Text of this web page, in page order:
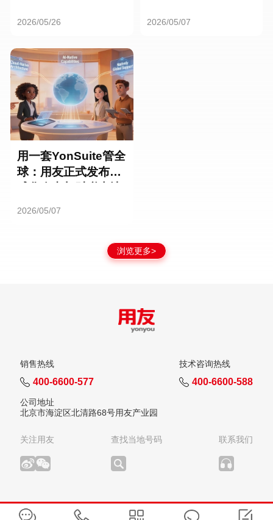
2026/05/26 2026/05/07
用一套YonSuite管全
球：用友正式发布全
2026/05/07
浏览更多>
销售热线
400-6600-577
技术咨询热线
400-6600-588
公司地址
北京市海淀区北清路68号用友产业园
关注用友 查找当地号码 联系我们
版权所有：用友网络科技股份有限公司